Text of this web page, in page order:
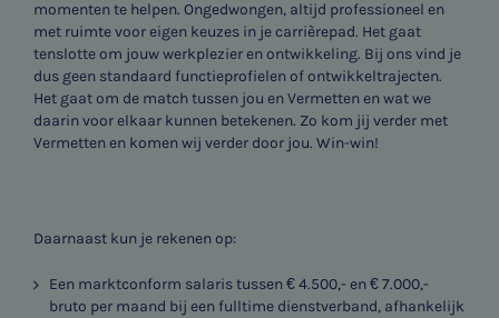
momenten te helpen. Ongedwongen, altijd professioneel en
met ruimte voor eigen keuzes in je carrièrepad. Het gaat
tenslotte om jouw werkplezier en ontwikkeling. Bij ons vind je
dus geen standaard functieprofielen of ontwikkeltrajecten.
Het gaat om de match tussen jou en Vermetten en wat we
daarin voor elkaar kunnen betekenen. Zo kom jij verder met
Vermetten en komen wij verder door jou. Win-win!
Daarnaast kun je rekenen op:
Een marktconform salaris tussen € 4.500,- en € 7.000,-
bruto per maand bij een fulltime dienstverband, afhankelijk